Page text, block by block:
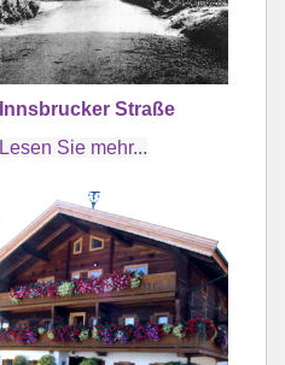
Innsbrucker Straße
Lesen Sie mehr...